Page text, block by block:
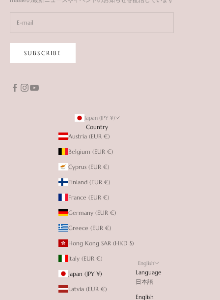
SUBSCRIBE
Japan (JPY ¥)
Country
Austria (EUR €)
Belgium (EUR €)
Cyprus (EUR €)
Finland (EUR €)
France (EUR €)
Germany (EUR €)
Greece (EUR €)
Hong Kong SAR (HKD $)
Italy (EUR €)
Japan (JPY ¥)
Latvia (EUR €)
English
Language
日本語
English